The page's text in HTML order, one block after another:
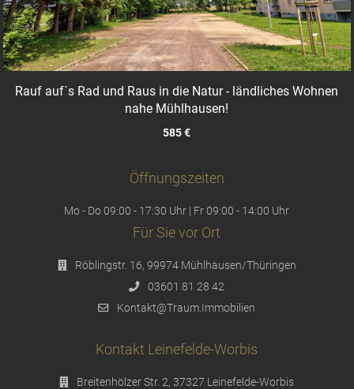
Rauf auf´s Rad und Raus in die Natur - ländliches Wohnen
nahe Mühlhausen!
585 €
Öffnungszeiten
Mo - Do 09:00 - 17:30 Uhr | Fr 09:00 - 14:00 Uhr
Für Sie vor Ort
Röblingstr. 16, 99974 Mühlhausen/Thüringen
03601 81 28 42
Kontakt@Traum.Immobilien
Kontakt Leinefelde-Worbis
Breitenhölzer Str. 2, 37327 Leinefelde-Worbis